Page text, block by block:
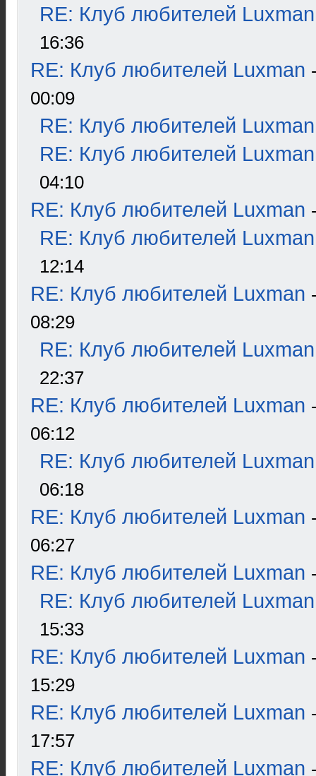
RE: Клуб любителей Luxman
16:36
RE: Клуб любителей Luxman
00:09
RE: Клуб любителей Luxman
RE: Клуб любителей Luxman
04:10
RE: Клуб любителей Luxman
RE: Клуб любителей Luxman
12:14
RE: Клуб любителей Luxman
08:29
RE: Клуб любителей Luxman
22:37
RE: Клуб любителей Luxman
06:12
RE: Клуб любителей Luxman
06:18
RE: Клуб любителей Luxman
06:27
RE: Клуб любителей Luxman
RE: Клуб любителей Luxman
15:33
RE: Клуб любителей Luxman
15:29
RE: Клуб любителей Luxman
17:57
RE: Клуб любителей Luxman